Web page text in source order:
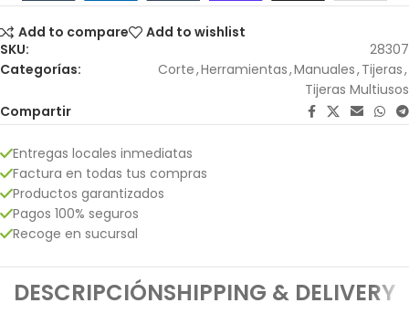
Add to compare
Add to wishlist
SKU:
28307
Categorías:
Corte,Herramientas,Manuales,Tijeras,
Tijeras Multiusos
Compartir
Entregas locales inmediatas
Factura en todas tus compras
Productos garantizados
Pagos 100% seguros
Recoge en sucursal
DESCRIPCIÓNSHIPPING & DELIVERY